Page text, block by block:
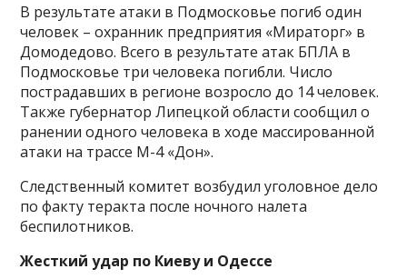
В результате атаки в Подмосковье погиб один
человек – охранник предприятия «Мираторг» в
Домодедово. Всего в результате атак БПЛА в
Подмосковье три человека погибли. Число
пострадавших в регионе возросло до 14 человек.
Также губернатор Липецкой области сообщил о
ранении одного человека в ходе массированной
атаки на трассе М-4 «Дон».
Следственный комитет возбудил уголовное дело
по факту теракта после ночного налета
беспилотников.
Жесткий удар по Киеву и Одессе